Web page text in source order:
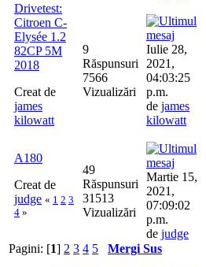
Drivetest:
Citroen C-
Elysée 1.2
82CP 5M
2018
Creat de
james
kilowatt
9
Răspunsuri
7566
Vizualizări
Iulie 28,
2021,
04:03:25
p.m.
de james
kilowatt
A180
Creat de
judge « 1 2 3
4 »
49
Răspunsuri
31513
Vizualizări
Martie 15,
2021,
07:09:02
p.m.
de judge
Pagini: [1] 2 3 4 5
Mergi Sus